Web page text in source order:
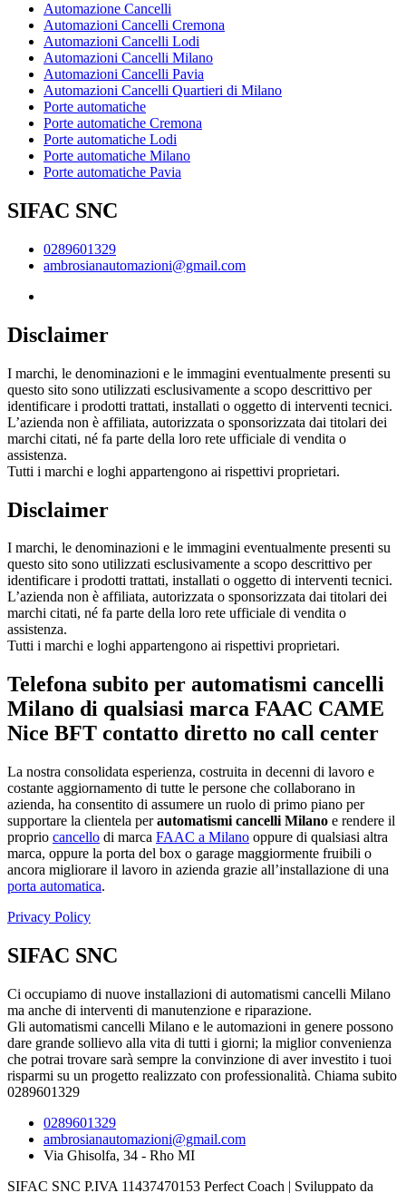
Automazione Cancelli
Automazioni Cancelli Cremona
Automazioni Cancelli Lodi
Automazioni Cancelli Milano
Automazioni Cancelli Pavia
Automazioni Cancelli Quartieri di Milano
Porte automatiche
Porte automatiche Cremona
Porte automatiche Lodi
Porte automatiche Milano
Porte automatiche Pavia
SIFAC SNC
0289601329
ambrosianautomazioni@gmail.com
Disclaimer
I marchi, le denominazioni e le immagini eventualmente presenti su
questo sito sono utilizzati esclusivamente a scopo descrittivo per
identificare i prodotti trattati, installati o oggetto di interventi tecnici.
L’azienda non è affiliata, autorizzata o sponsorizzata dai titolari dei
marchi citati, né fa parte della loro rete ufficiale di vendita o
assistenza.
Tutti i marchi e loghi appartengono ai rispettivi proprietari.
Disclaimer
I marchi, le denominazioni e le immagini eventualmente presenti su
questo sito sono utilizzati esclusivamente a scopo descrittivo per
identificare i prodotti trattati, installati o oggetto di interventi tecnici.
L’azienda non è affiliata, autorizzata o sponsorizzata dai titolari dei
marchi citati, né fa parte della loro rete ufficiale di vendita o
assistenza.
Tutti i marchi e loghi appartengono ai rispettivi proprietari.
Telefona subito per automatismi cancelli
Milano di qualsiasi marca FAAC CAME
Nice BFT contatto diretto no call center
La nostra consolidata esperienza, costruita in decenni di lavoro e
costante aggiornamento di tutte le persone che collaborano in
azienda, ha consentito di assumere un ruolo di primo piano per
supportare la clientela perautomatismi cancelli Milano e rendere il
proprio cancello di marca FAAC a Milano oppure di qualsiasi altra
marca, oppure la porta del box o garage maggiormente fruibili o
ancora migliorare il lavoro in azienda grazie all’installazione di una
porta automatica.
Privacy Policy
SIFAC SNC
Ci occupiamo di nuove installazioni di automatismi cancelli Milano
ma anche di interventi di manutenzione e riparazione.
Gli automatismi cancelli Milano e le automazioni in genere possono
dare grande sollievo alla vita di tutti i giorni; la miglior convenienza
che potrai trovare sarà sempre la convinzione di aver investito i tuoi
risparmi su un progetto realizzato con professionalità. Chiama subito
0289601329
0289601329
ambrosianautomazioni@gmail.com
Via Ghisolfa, 34 - Rho MI
SIFAC SNC P.IVA 11437470153 Perfect Coach | Sviluppato da